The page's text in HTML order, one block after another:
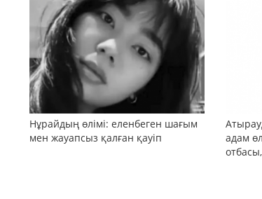
Нұрайдың өлімі: еленбеген шағым
мен жауапсыз қалған қауіп
адам